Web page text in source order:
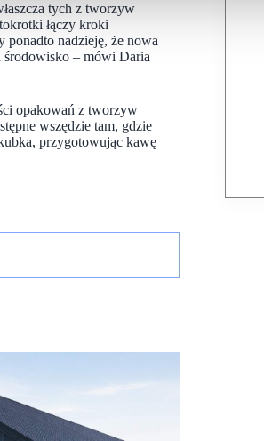
tych z tworzyw
łączy kroki
ponadto nadzieję, że nowa
środowisko – mówi Daria
opakowań z tworzyw
wszędzie tam, gdzie
przygotowując kawę